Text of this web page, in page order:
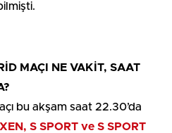
MAÇI NE VAKİT, SAAT
bu akşam saat 22.30’da
S SPORT ve S SPORT